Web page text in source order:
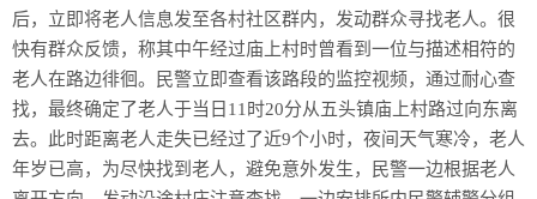
后，立即将老人信息发至各村社区群内，发动群众寻找老人。很
快有群众反馈，称其中午经过庙上村时曾看到一位与描述相符的
老人在路边徘徊。民警立即查看该路段的监控视频，通过耐心查
找，最终确定了老人于当日11时20分从五头镇庙上村路过向东离
去。此时距离老人走失已经过了近9个小时，夜间天气寒冷，老人
年岁已高，为尽快找到老人，避免意外发生，民警一边根据老人